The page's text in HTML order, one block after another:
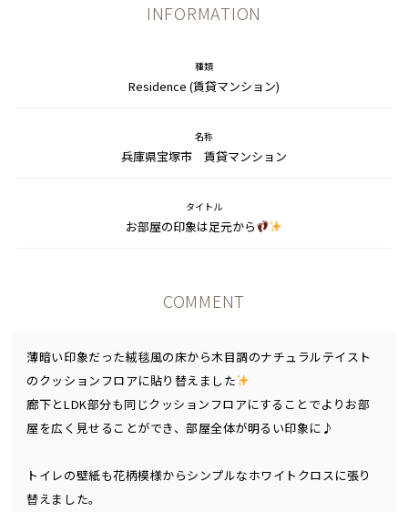
INFORMATION
種類
Residence (賃貸マンション)
名称
兵庫県宝塚市 賃貸マンション
タイトル
お部屋の印象は足元から
COMMENT
薄暗い印象だった絨毯風の床から木目調のナチュラルテイスト
のクッションフロアに貼り替えました
廊下とLDK部分も同じクッションフロアにすることでよりお部
屋を広く見せることができ、部屋全体が明るい印象に♪
トイレの壁紙も花柄模様からシンプルなホワイトクロスに張り
替えました。